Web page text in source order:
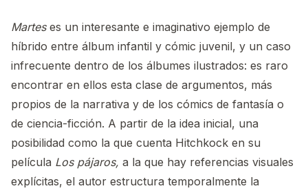
Martes es un interesante e imaginativo ejemplo de
híbrido entre álbum infantil y cómic juvenil, y un caso
infrecuente dentro de los álbumes ilustrados: es raro
encontrar en ellos esta clase de argumentos, más
propios de la narrativa y de los cómics de fantasía o
de ciencia-ficción. A partir de la idea inicial, una
posibilidad como la que cuenta Hitchkock en su
película Los pájaros, a la que hay referencias visuales
explícitas, el autor estructura temporalmente la